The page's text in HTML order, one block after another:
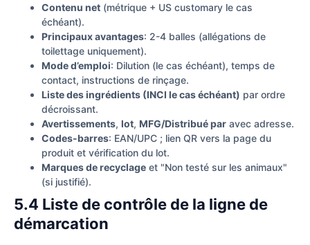
Contenu net (métrique + US customary le cas
échéant).
Principaux avantages: 2-4 balles (allégations de
toilettage uniquement).
Mode d’emploi: Dilution (le cas échéant), temps de
contact, instructions de rinçage.
Liste des ingrédients (INCI le cas échéant) par ordre
décroissant.
Avertissements, lot, MFG/Distribué par avec adresse.
Codes-barres: EAN/UPC ; lien QR vers la page du
produit et vérification du lot.
Marques de recyclage et "Non testé sur les animaux"
(si justifié).
5.4 Liste de contrôle de la ligne de
démarcation